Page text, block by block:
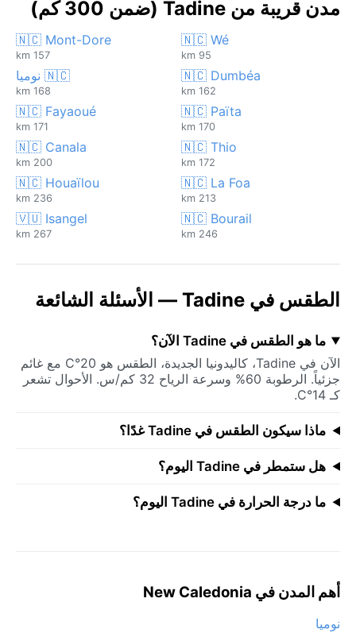
مدن قريبة من Tadine (ضمن 300 كم)
🇳🇨 Wé
95 km
🇳🇨 Mont-Dore
157 km
🇳🇨 Dumbéa
162 km
🇳🇨 نوميا
168 km
🇳🇨 Païta
170 km
🇳🇨 Fayaoué
171 km
🇳🇨 Thio
172 km
🇳🇨 Canala
200 km
🇳🇨 La Foa
213 km
🇳🇨 Houaïlou
236 km
🇳🇨 Bourail
246 km
🇻🇺 Isangel
267 km
الطقس في Tadine — الأسئلة الشائعة
ما هو الطقس في Tadine الآن؟
الآن في Tadine، كاليدونيا الجديدة، الطقس هو 20°C مع غائم
جزئياً. الرطوبة 60% وسرعة الرياح 32 كم/س. الأحوال تشعر
كـ 14°C.
ماذا سيكون الطقس في Tadine غدًا؟
هل ستمطر في Tadine اليوم؟
ما درجة الحرارة في Tadine اليوم؟
أهم المدن في New Caledonia
نوميا